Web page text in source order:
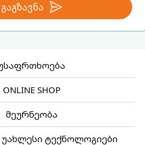
გაგზავნა
ONLINE SHOP
მეურნეობა
უახლესი ტექნოლოგიები